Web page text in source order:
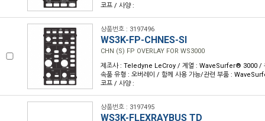
코프 / 사양 :
상품번호 : 3197496
WS3K-FP-CHNES-SI
CHN (S) FP OVERLAY FOR WS3000
제조사 : Teledyne LeCroy / 계열 : WaveSurfer® 3000 /
속품 유형 : 오버레이 / 함께 사용 가능/관련 부품 :
코프 / 사양 :
상품번호 : 3197495
WS3K-FLEXRAYBUS TD